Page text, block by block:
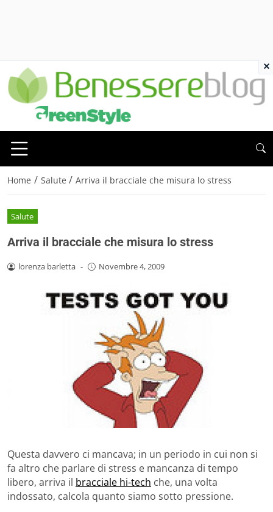
Home / Salute / Arriva il bracciale che misura lo stress
Salute
Arriva il bracciale che misura lo stress
lorenza barletta - Novembre 4, 2009
Questa davvero ci mancava; in un periodo in cui non si
fa altro che parlare di stress e mancanza di tempo
libero, arriva il bracciale hi-tech che, una volta
indossato, calcola quanto siamo sotto pressione.
×